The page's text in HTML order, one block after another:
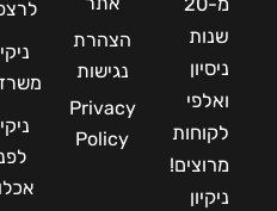
שנות
ניסיון
ואלפי
לקוחות
מרוצים!
ניקיון
הצהרת
נגישות
Privacy
Policy